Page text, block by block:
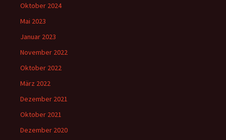
Oktober 2024
Mai 2023
Januar 2023
November 2022
Oktober 2022
März 2022
Dezember 2021
Oktober 2021
Dezember 2020